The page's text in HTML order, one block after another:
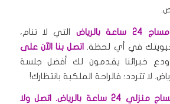
مساج 24 ساعة بالرياض
التي لا تنام،
في أي لحظة. اتصل بنا الآن على
خبرائنا يقدمون لك أفضل جلسة
لا تتردد؛ فالراحة الملكية بانتظارك!
سبا الرياض: أفضل مساج منزلي 24 ساعة بالرياض. اتصل ولا